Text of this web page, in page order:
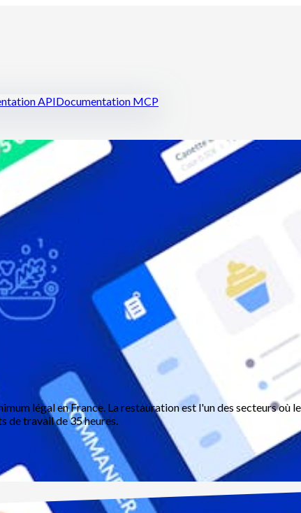
APIDocumentation MCP
légal en France. La restauration est l'un des secteurs où
de travail de 35 heures.